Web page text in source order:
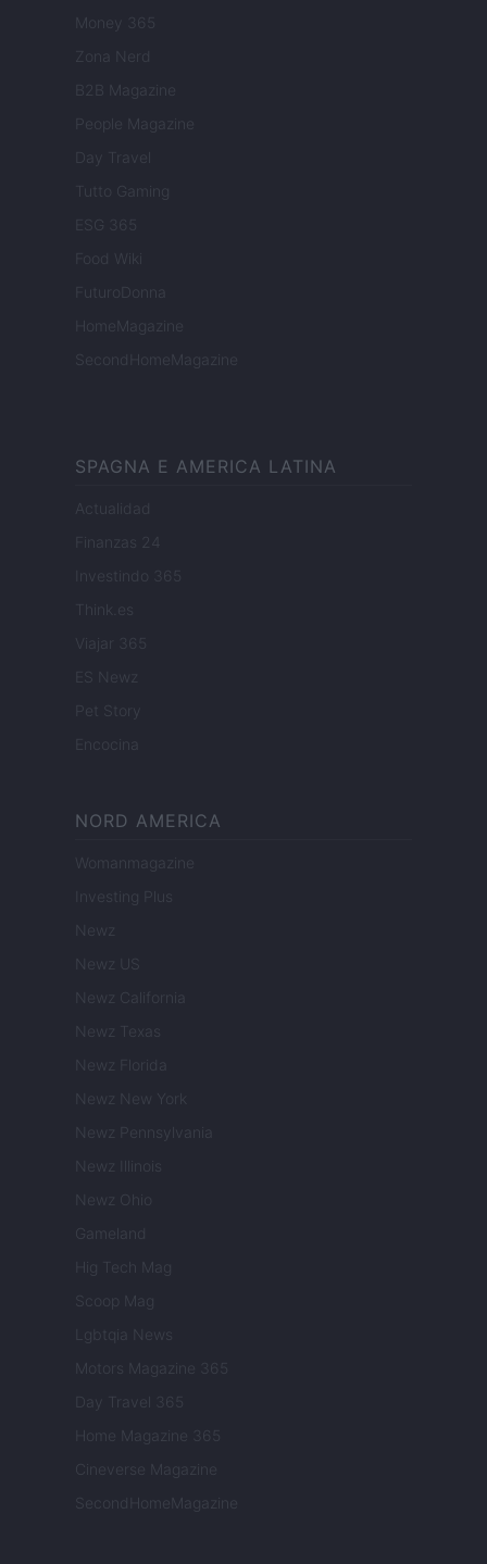
Money 365
Zona Nerd
B2B Magazine
People Magazine
Day Travel
Tutto Gaming
ESG 365
Food Wiki
FuturoDonna
HomeMagazine
SecondHomeMagazine
SPAGNA E AMERICA LATINA
Actualidad
Finanzas 24
Investindo 365
Think.es
Viajar 365
ES Newz
Encocina
NORD AMERICA
Womanmagazine
Investing Plus
Newz
Newz US
Newz California
Newz Texas
Newz Florida
Newz New York
Newz Pennsylvania
Newz Illinois
Newz Ohio
Gameland
Hig Tech Mag
Scoop Mag
Lgbtqia News
Motors Magazine 365
Day Travel 365
Home Magazine 365
Cineverse Magazine
SecondHomeMagazine